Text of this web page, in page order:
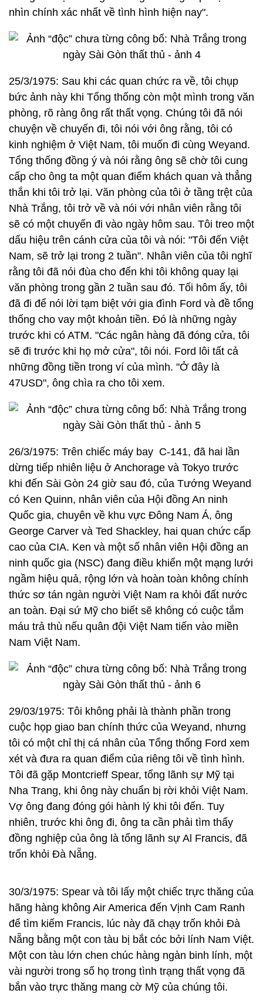
nhìn chính xác nhất về tình hình hiện nay".
25/3/1975: Sau khi các quan chức ra về, tôi chụp
bức ảnh này khi Tổng thống còn một mình trong văn
phòng, rõ ràng ông rất thất vọng. Chúng tôi đã nói
chuyện về chuyến đi, tôi nói với ông rằng, tôi có
kinh nghiệm ở Việt Nam, tôi muốn đi cùng Weyand.
Tổng thống đồng ý và nói rằng ông sẽ chờ tôi cung
cấp cho ông ta một quan điểm khách quan và thẳng
thắn khi tôi trở lại. Văn phòng của tôi ở tầng trệt của
Nhà Trắng, tôi trở về và nói với nhân viên rằng tôi
sẽ có một chuyến đi vào ngày hôm sau. Tôi treo một
dấu hiệu trên cánh cửa của tôi và nói: "Tôi đến Việt
Nam, sẽ trở lại trong 2 tuần". Nhân viên của tôi nghĩ
rằng tôi đã nói đùa cho đến khi tôi không quay lại
văn phòng trong gần 2 tuần sau đó. Tối hôm ấy, tôi
đã đi để nói lời tạm biệt với gia đình Ford và đề tổng
thống cho vay một khoản tiền. Đó là những ngày
trước khi có ATM. "Các ngân hàng đã đóng cửa, tôi
sẽ đi trước khi họ mở cửa", tôi nói. Ford lôi tất cả
những đồng tiền trong ví của mình. "Ở đây là
47USD", ông chìa ra cho tôi xem.
26/3/1975: Trên chiếc máy bay C-141, đã hai lần
dừng tiếp nhiên liệu ở Anchorage và Tokyo trước
khi đến Sài Gòn 24 giờ sau đó, của Tướng Weyand
có Ken Quinn, nhân viên của Hội đồng An ninh
Quốc gia, chuyên về khu vực Đông Nam Á, ông
George Carver và Ted Shackley, hai quan chức cấp
cao của CIA. Ken và một số nhân viên Hội đồng an
ninh quốc gia (NSC) đang điều khiển một mạng lưới
ngầm hiệu quả, rộng lớn và hoàn toàn không chính
thức sơ tán ngàn người Việt Nam ra khỏi đất nước
an toàn. Đại sứ Mỹ cho biết sẽ không có cuộc tắm
máu trả thù nếu quân đội Việt Nam tiến vào miền
Nam Việt Nam.
29/03/1975: Tôi không phải là thành phần trong
cuộc họp giao ban chính thức của Weyand, nhưng
tôi có một chỉ thị cá nhân của Tổng thống Ford xem
xét và đưa ra quan điểm của riêng tôi về tình hình.
Tôi đã gặp Montcrieff Spear, tổng lãnh sự Mỹ tại
Nha Trang, khi ông này chuẩn bị rời khỏi Việt Nam.
Vợ ông đang đóng gói hành lý khi tôi đến. Tuy
nhiên, trước khi ông đi, ông ta cần phải tìm thấy
đồng nghiệp của ông là tổng lãnh sự Al Francis, đã
trốn khỏi Đà Nẵng.
30/3/1975: Spear và tôi lấy một chiếc trực thăng của
hãng hàng không Air America đến Vịnh Cam Ranh
để tìm kiếm Francis, lúc này đã chạy trốn khỏi Đà
Nẵng bằng một con tàu bị bắt cóc bởi lính Nam Việt.
Một con tàu lớn chen chúc hàng ngàn binh lính, một
vài người trong số họ trong tình trạng thất vọng đã
bắn vào trực thăng mang cờ Mỹ của chúng tôi.